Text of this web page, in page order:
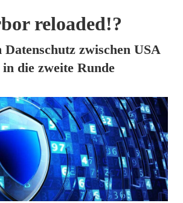
reloaded!?
Datenschutz zwischen USA
die zweite Runde